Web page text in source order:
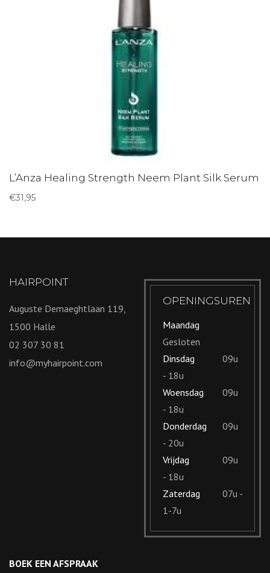
L’Anza Healing Strength Neem Plant Silk Serum
€31,95
HAIRPOINT
Auguste Demaeghtlaan 119,
1500 Halle
02 307 30 81
info@myhairpoint.com
OPENINGSUREN
Maandag
Gesloten
Dinsdag
09u
- 18u
Woensdag
09u
- 18u
Donderdag
09u
- 20u
Vrijdag
09u
- 18u
Zaterdag
07u -
1-7u
BOEK EEN AFSPRAAK